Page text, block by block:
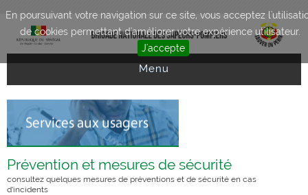
En poursuivant votre navigation sur ce site, vous acceptez
de cookies permettant d'améliorer votre expérience utilisateur.
J'accepte
Menu
Prévention et mesures de sécurité
consultez quelques mesures de préventions et de sécurité en cas
d’incidents